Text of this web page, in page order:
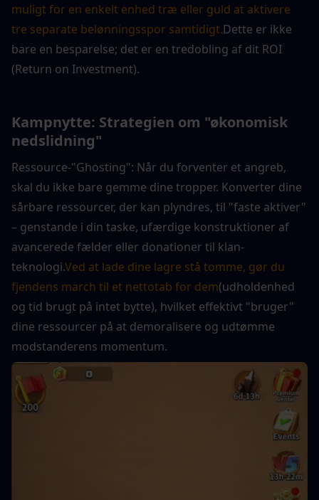
muligt for en enkelt enhed træ eller guld at aktivere
tre separate belønningsspor samtidigt.Dette er ikke
bare en besparelse; det er en tredobling af dit ROI
(Return on Investment).
Kampnytte: Strategien om "økonomisk
nedslidning"
Ressource-"Ghosting": Når du forventer et angreb,
skal du ikke bare gemme dine tropper. Konverter dine
sårbare ressourcer, der kan plyndres, til "faste aktiver"
– genstande i din taske, ufærdige konstruktioner af
avancerede fælder eller donationer til klan-
teknologi.Ved at lade dine lagre stå tomme, gør du
fjendens march til et nettotab for dem(udholdenhed
og tid brugt på intet bytte), hvilket effektivt "bruger"
dine ressourcer på at demoralisere og udtømme
modstanderens momentum.